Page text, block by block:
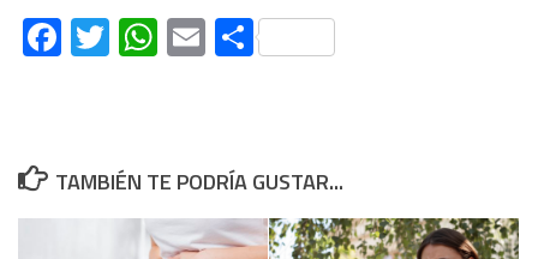
Facebook
Twitter
WhatsApp
EmailCompartir
TAMBIÉN TE PODRÍA GUSTAR...